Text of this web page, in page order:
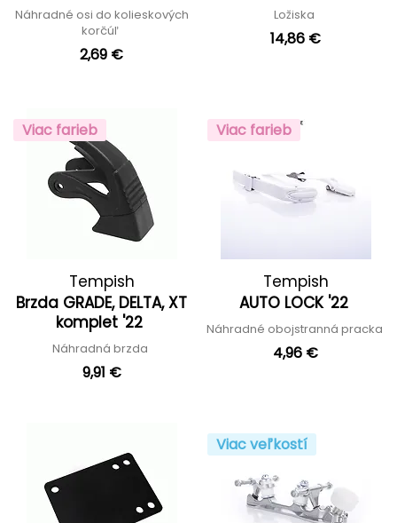
Náhradné osi do kolieskových
korčúľ
2,69 €
Ložiska
14,86 €
Viac farieb
Tempish
Brzda GRADE, DELTA, XT
komplet '22
Náhradná brzda
9,91 €
Viac farieb
Tempish
AUTO LOCK '22
Náhradné obojstranná pracka
4,96 €
Viac veľkostí